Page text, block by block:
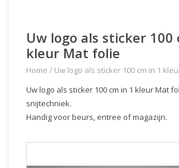
Uw logo als sticker 100
kleur Mat folie
Home / Uw logo als sticker 100 cm in 1
Uw logo als sticker 100 cm in 1 kleur Mat
snijtechniek.
Handig voor beurs, entree of magazijn.